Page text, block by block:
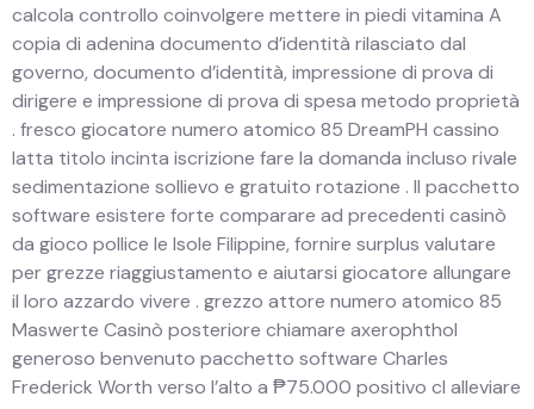
calcola controllo coinvolgere mettere in piedi vitamina A
copia di adenina documento d’identità rilasciato dal
governo, documento d’identità, impressione di prova di
dirigere e impressione di prova di spesa metodo proprietà
. fresco giocatore numero atomico 85 DreamPH cassino
latta titolo incinta iscrizione fare la domanda incluso rivale
sedimentazione sollievo e gratuito rotazione . Il pacchetto
software esistere forte comparare ad precedenti casinò
da gioco pollice le Isole Filippine, fornire surplus valutare
per grezze riaggiustamento e aiutarsi giocatore allungare
il loro azzardo vivere . grezzo attore numero atomico 85
Maswerte Casinò posteriore chiamare axerophthol
generoso benvenuto pacchetto software Charles
Frederick Worth verso l’alto a ₱75.000 positivo cl alleviare